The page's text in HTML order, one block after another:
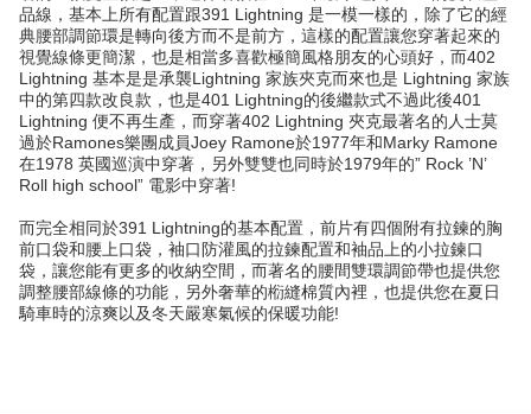
品線，基本上所有配置跟391 Lightning 是一模一樣的，除了它的經
典腰部調節環是轉向後方而不是前方，這樣的配置讓您穿著起來的
視覺線條更簡潔，也是相當多喜歡極簡風格朋友的心頭好，而402
Lightning 基本是是承襲Lightning 家族夾克而來也是 Lightning 家族
中的第四款改良款，也是401 Lightning的後繼款式不過此後401
Lightning 便不再生產，而穿著402 Lightning 夾克最著名的人士莫
過於Ramones樂團成員Joey Ramone於1977年和Marky Ramone
在1978 英國巡演中穿著，另外雙雙也同時於1979年的” Rock ’N’
Roll high school” 電影中穿著!
而完全相同於391 Lightning的基本配置，前片有四個附有拉鍊的胸
前口袋和腰上口袋，袖口防灌風的拉鍊配置和袖品上的小拉鍊口
袋，讓您能有更多的收納空間，而著名的腰間雙環調節帶也提供您
調整腰部線條的功能，另外奢華的椼縫棉質內裡，也提供您在夏日
騎車時的涼爽以及冬天嚴寒氣候的保暖功能!